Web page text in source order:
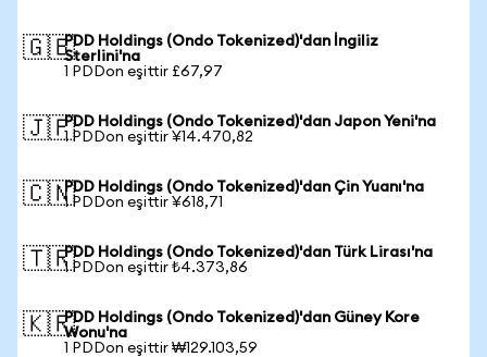
🇬🇧PDD Holdings (Ondo Tokenized)'dan İngiliz
Sterlini'na
1 PDDon eşittir £67,97
🇯🇵PDD Holdings (Ondo Tokenized)'dan Japon Yeni'na
1 PDDon eşittir ¥14.470,82
🇨🇳PDD Holdings (Ondo Tokenized)'dan Çin Yuanı'na
1 PDDon eşittir ¥618,71
🇹🇷PDD Holdings (Ondo Tokenized)'dan Türk Lirası'na
1 PDDon eşittir ₺4.373,86
🇰🇷PDD Holdings (Ondo Tokenized)'dan Güney Kore
Wonu'na
1 PDDon eşittir ₩129.103,59